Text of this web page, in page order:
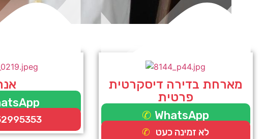
מארחת בדירה דיסקרטית
פרטית
WhatsApp
לא זמינה כעט